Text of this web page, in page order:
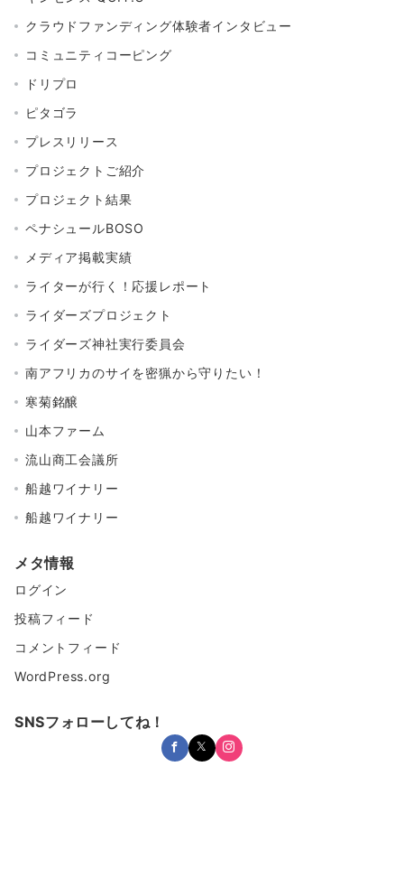
クラウドファンディング体験者インタビュー
コミュニティコーピング
ドリプロ
ピタゴラ
プレスリリース
プロジェクトご紹介
プロジェクト結果
ペナシュールBOSO
メディア掲載実績
ライターが行く！応援レポート
ライダーズプロジェクト
ライダーズ神社実行委員会
南アフリカのサイを密猟から守りたい！
寒菊銘醸
山本ファーム
流山商工会議所
船越ワイナリー
船越ワイナリー
メタ情報
ログイン
投稿フィード
コメントフィード
WordPress.org
SNSフォローしてね！